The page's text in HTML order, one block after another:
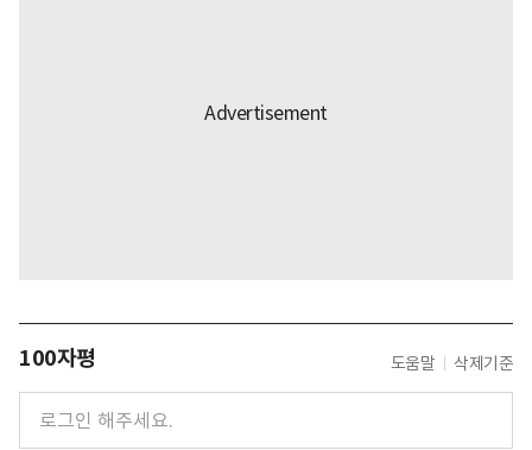
100자평 도움말 삭제기준